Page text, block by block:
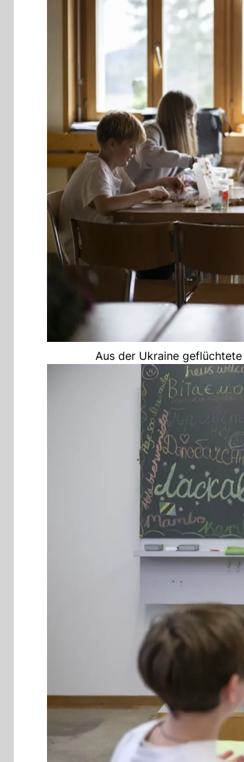
Aus der Ukraine